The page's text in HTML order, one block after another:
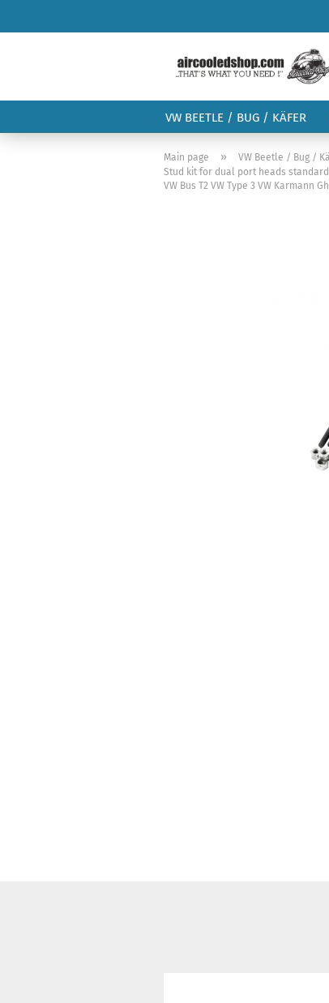
VW BEETLE / BUG / KÄFER
Main page » VW Beetle / Bug /
Stud kit for dual port heads standard
VW Bus T2 VW Type 3 VW Karmann